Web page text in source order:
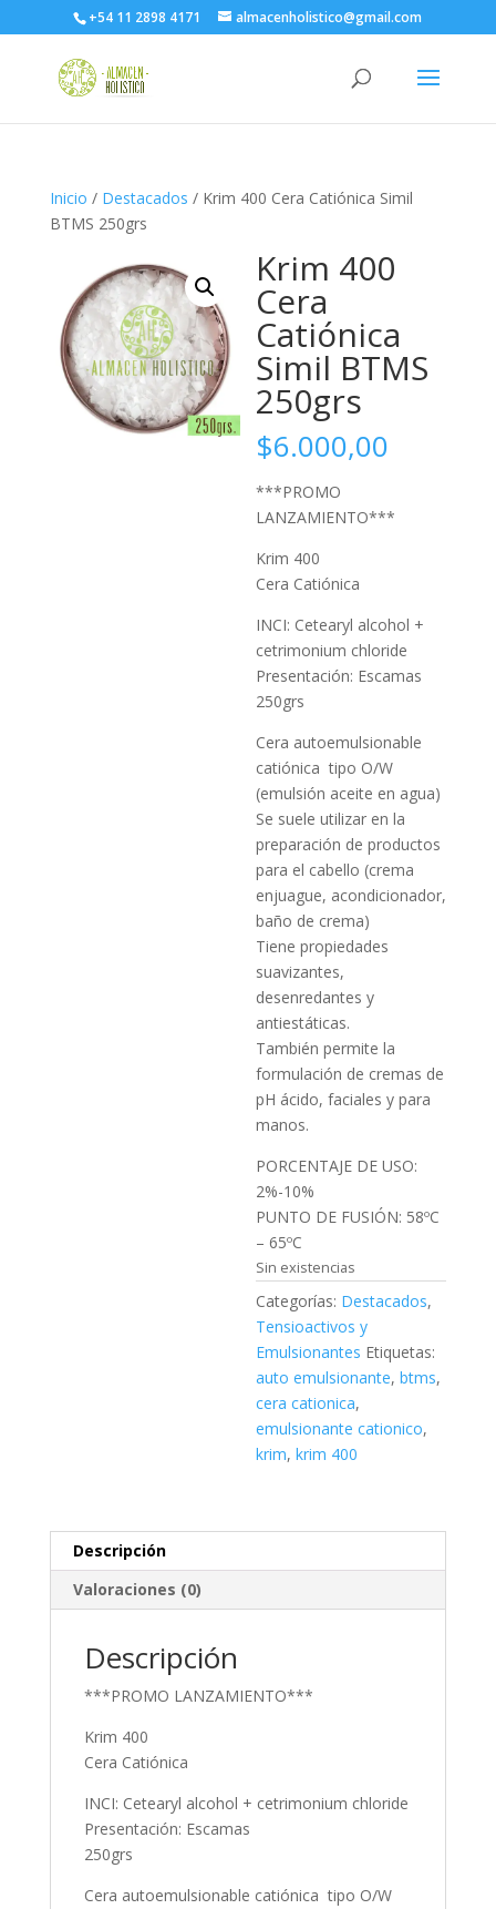
+54 11 2898 4171 almacenholistico@gmail.com
Inicio / Destacados / Krim 400 Cera Catiónica Simil
BTMS 250grs
Krim 400
Cera
Catiónica
Simil BTMS
250grs
$6.000,00
***PROMO
LANZAMIENTO***
Krim 400
Cera Catiónica
INCI: Cetearyl alcohol +
cetrimonium chloride
Presentación: Escamas
250grs
Cera autoemulsionable
catiónica tipo O/W
(emulsión aceite en agua)
Se suele utilizar en la
preparación de productos
para el cabello (crema
enjuague, acondicionador,
baño de crema)
Tiene propiedades
suavizantes,
desenredantes y
antiestáticas.
También permite la
formulación de cremas de
pH ácido, faciales y para
manos.
PORCENTAJE DE USO:
2%-10%
PUNTO DE FUSIÓN: 58ºC
– 65ºC
Sin existencias
Categorías: Destacados,
Tensioactivos y
Emulsionantes Etiquetas:
auto emulsionante,btms,
cera cationica,
emulsionante cationico,
krim,krim 400
Descripción
Valoraciones (0)
Descripción
***PROMO LANZAMIENTO***
Krim 400
Cera Catiónica
INCI: Cetearyl alcohol + cetrimonium chloride
Presentación: Escamas
250grs
Cera autoemulsionable catiónica tipo O/W